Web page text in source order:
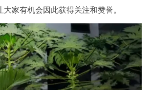
家有机会因此获得关注和赞誉。